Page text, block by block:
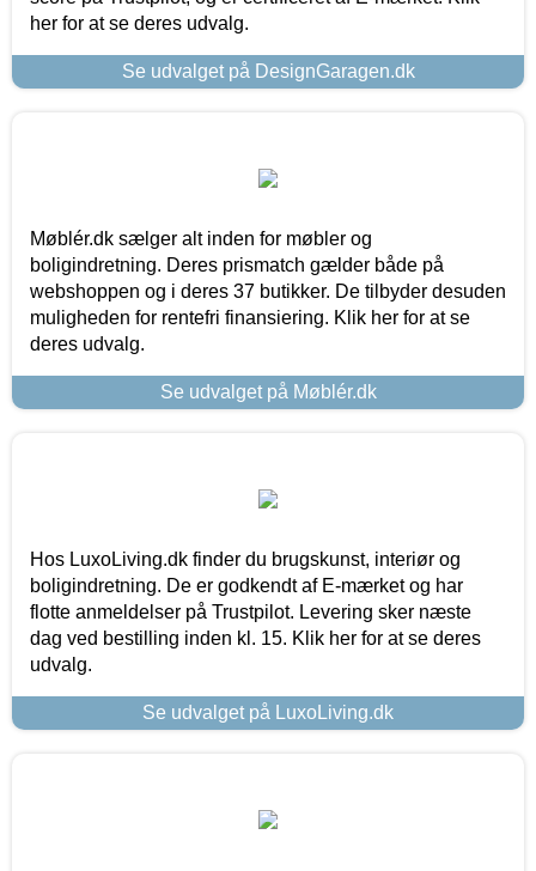
her for at se deres udvalg.
Se udvalget på DesignGaragen.dk
Møblér.dk sælger alt inden for møbler og
boligindretning. Deres prismatch gælder både på
webshoppen og i deres 37 butikker. De tilbyder desuden
muligheden for rentefri finansiering. Klik her for at se
deres udvalg.
Se udvalget på Møblér.dk
Hos LuxoLiving.dk finder du brugskunst, interiør og
boligindretning. De er godkendt af E-mærket og har
flotte anmeldelser på Trustpilot. Levering sker næste
dag ved bestilling inden kl. 15. Klik her for at se deres
udvalg.
Se udvalget på LuxoLiving.dk